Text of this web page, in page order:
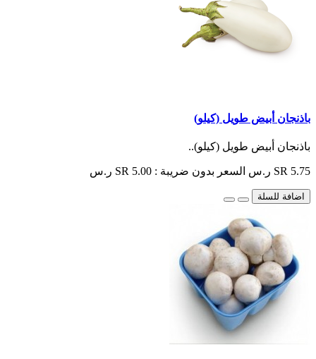
باذنجان أبيض طويل (كيلو)
باذنجان أبيض طويل (كيلو)..
SR 5.75 ر.س السعر بدون ضريبة : SR 5.00 ر.س
اضافة للسلة